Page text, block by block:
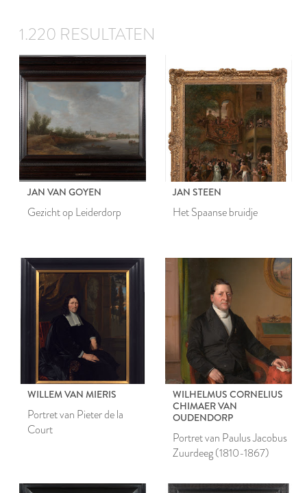
1.220 RESULTATEN
JAN VAN GOYEN
Gezicht op Leiderdorp
JAN STEEN
Het Spaanse bruidje
WILLEM VAN MIERIS
Portret van Pieter de la
Court
WILHELMUS CORNELIUS
CHIMAER VAN
OUDENDORP
Portret van Paulus Jacobus
Zuurdeeg (1810-1867)